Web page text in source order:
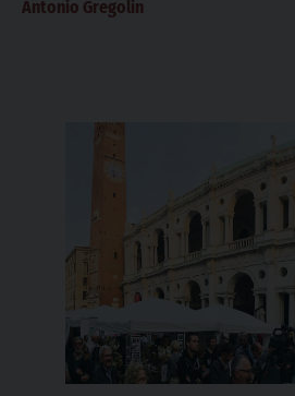
Antonio Gregolin